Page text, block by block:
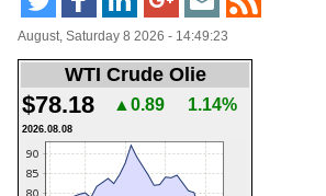
August, Saturday 8 2026 - 14:49:23
WTI Crude Olie
$78.18 ▲0.89 1.14%
2026.08.08